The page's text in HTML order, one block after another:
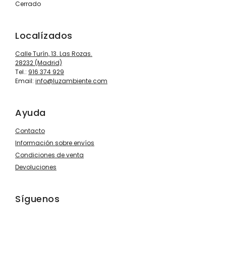
Cerrado
Localízados
Calle Turín, 13. Las Rozas.
28232 (Madrid)
Tel.: 916 374 929
Email: info@luzambiente.com
Ayuda
Contacto
Información sobre envíos
Condiciones de venta
Devoluciones
Síguenos